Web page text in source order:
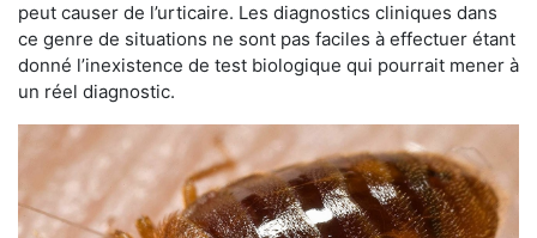
peut causer de l’urticaire. Les diagnostics cliniques dans
ce genre de situations ne sont pas faciles à effectuer étant
donné l’inexistence de test biologique qui pourrait mener à
un réel diagnostic.